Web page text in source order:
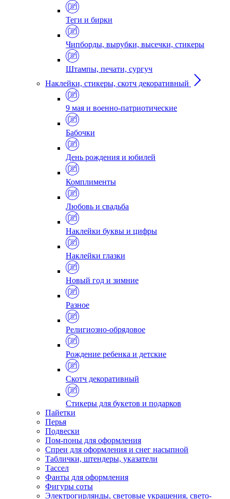
Теги и бирки
Чипборды, вырубки, высечки, стикеры
Штампы, печати, сургуч
Наклейки, стикеры, скотч декоративный
9 мая и военно-патриотические
Бабочки
День рождения и юбилей
Комплименты
Любовь и свадьба
Наклейки буквы и цифры
Наклейки глазки
Новый год и зимние
Разное
Религиозно-обрядовое
Рождение ребенка и детские
Скотч декоративный
Стикеры для букетов и подарков
Пайетки
Перья
Подвески
Пом-поны для оформления
Спреи для оформления и снег насыпной
Таблички, штендеры, указатели
Тассел
Фанты для оформления
Фигуры соты
Электрогирлянды, световые украшения, свето-